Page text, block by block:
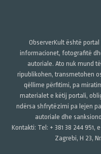
ObserverKult është
informacionet, fotografitë
autoriale. Ato nuk mund
ripublikohen, transmetohen
qëllime përfitimi, pa
materialet e këtij portali,
ndërsa shfrytëzimi pa lejen
autoriale dhe
Kontakti: Tel: + 381 38 244 951,
Zagrebi, H 23,